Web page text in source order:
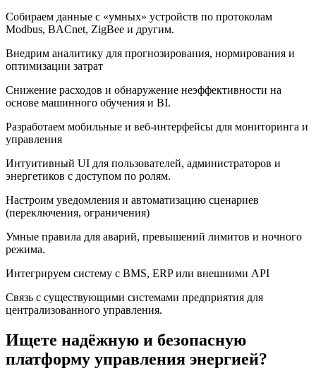
Собираем данные с «умных» устройств по протоколам
Modbus, BACnet, ZigBee и другим.
Внедрим аналитику для прогнозирования, нормирования и
оптимизации затрат
Снижение расходов и обнаружение неэффективности на
основе машинного обучения и BI.
Разработаем мобильные и веб-интерфейсы для мониторинга и
управления
Интуитивный UI для пользователей, администраторов и
энергетиков с доступом по ролям.
Настроим уведомления и автоматизацию сценариев
(переключения, ограничения)
Умные правила для аварий, превышений лимитов и ночного
режима.
Интегрируем систему с BMS, ERP или внешними API
Связь с существующими системами предприятия для
централизованного управления.
Ищете надёжную и безопасную
платформу управления энергией?